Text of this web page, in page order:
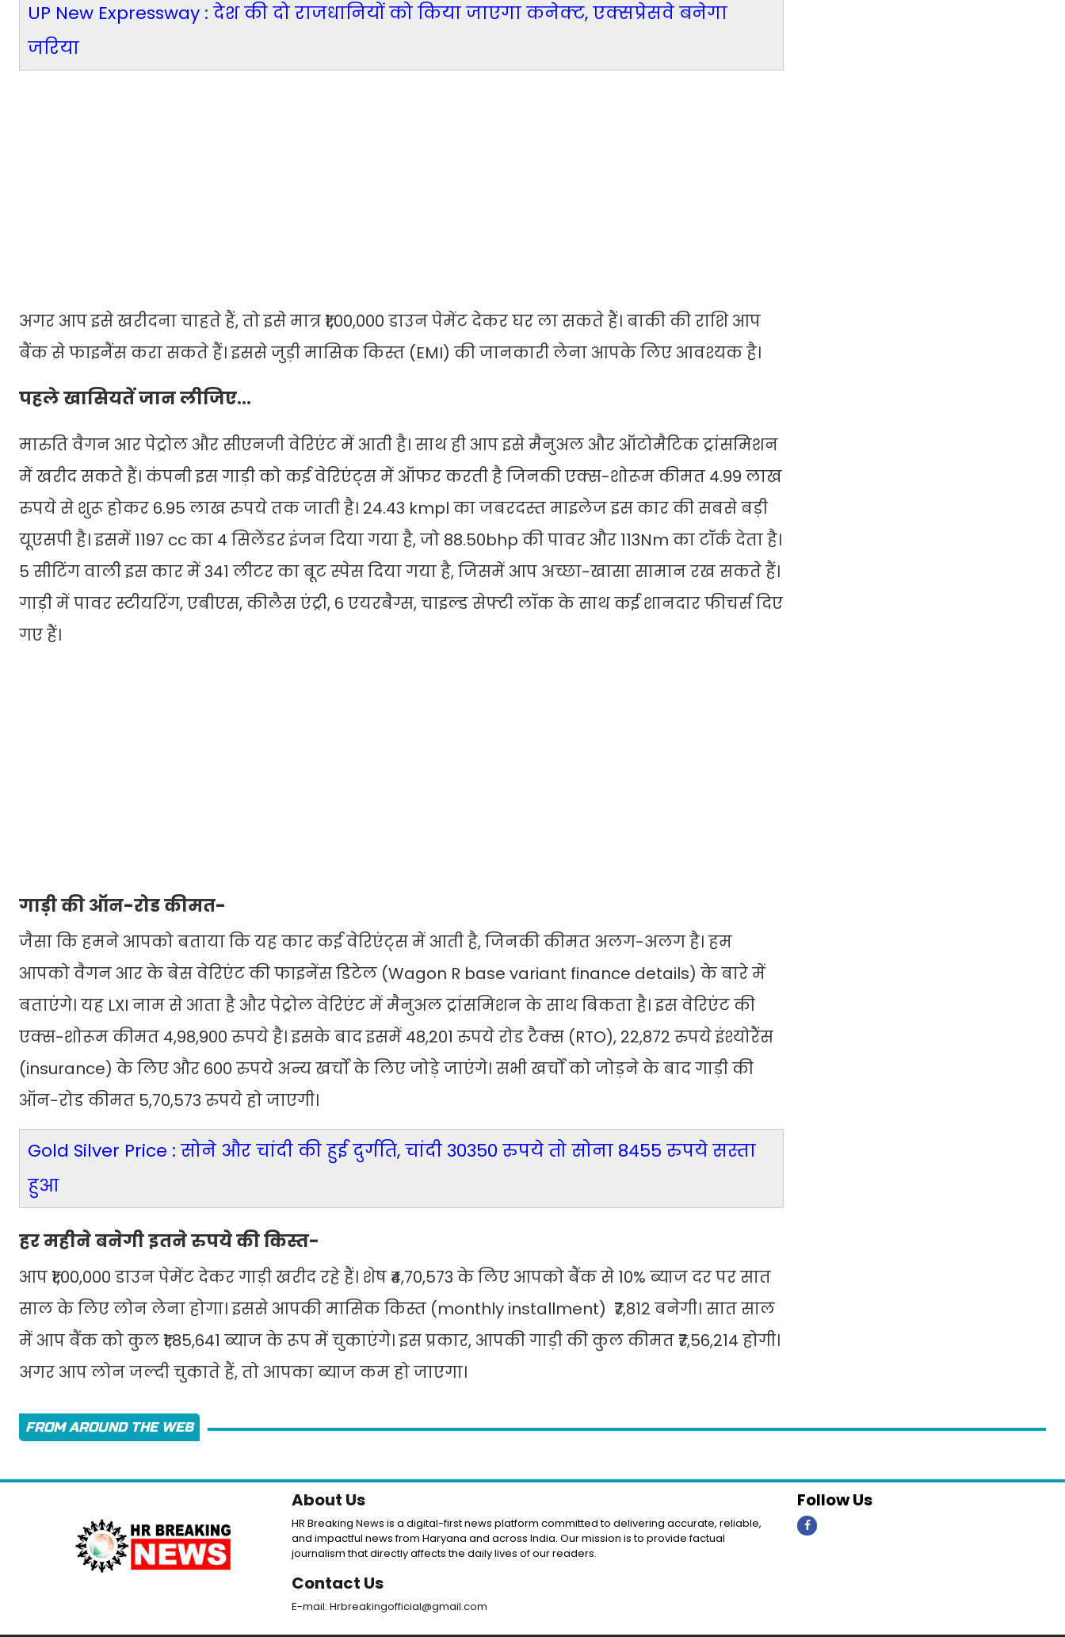
UP New Expressway : देश की दो राजधानियों को किया जाएगा कनेक्ट, एक्सप्रेसवे बनेगा
जरिया
अगर आप इसे खरीदना चाहते हैं, तो इसे मात्र ₹1,00,000 डाउन पेमेंट देकर घर ला सकते हैं। बाकी की राशि आप
बैंक से फाइनैंस करा सकते हैं। इससे जुड़ी मासिक किस्त (EMI) की जानकारी लेना आपके लिए आवश्यक है।
पहले खासियतें जान लीजिए...
मारुति वैगन आर पेट्रोल और सीएनजी वेरिएंट में आती है। साथ ही आप इसे मैनुअल और ऑटोमैटिक ट्रांसमिशन
में खरीद सकते हैं। कंपनी इस गाड़ी को कई वेरिएंट्स में ऑफर करती है जिनकी एक्स-शोरूम कीमत 4.99 लाख
रुपये से शुरू होकर 6.95 लाख रुपये तक जाती है। 24.43 kmpl का जबरदस्त माइलेज इस कार की सबसे बड़ी
यूएसपी है। इसमें 1197 cc का 4 सिलेंडर इंजन दिया गया है, जो 88.50bhp की पावर और 113Nm का टॉर्क देता है।
5 सीटिंग वाली इस कार में 341 लीटर का बूट स्पेस दिया गया है, जिसमें आप अच्छा-खासा सामान रख सकते हैं।
गाड़ी में पावर स्टीयरिंग, एबीएस, कीलैस एंट्री, 6 एयरबैग्स, चाइल्ड सेफ्टी लॉक के साथ कई शानदार फीचर्स दिए
गए हैं।
गाड़ी की ऑन-रोड कीमत-
जैसा कि हमने आपको बताया कि यह कार कई वेरिएंट्स में आती है, जिनकी कीमत अलग-अलग है। हम
आपको वैगन आर के बेस वेरिएंट की फाइनेंस डिटेल (Wagon R base variant finance details) के बारे में
बताएंगे। यह LXI नाम से आता है और पेट्रोल वेरिएंट में मैनुअल ट्रांसमिशन के साथ बिकता है। इस वेरिएंट की
एक्स-शोरूम कीमत 4,98,900 रुपये है। इसके बाद इसमें 48,201 रुपये रोड टैक्स (RTO), 22,872 रुपये इंश्योरैंस
(insurance) के लिए और 600 रुपये अन्य खर्चों के लिए जोड़े जाएंगे। सभी खर्चों को जोड़ने के बाद गाड़ी की
ऑन-रोड कीमत 5,70,573 रुपये हो जाएगी।
Gold Silver Price : सोने और चांदी की हुई दुर्गति, चांदी 30350 रुपये तो सोना 8455 रुपये सस्ता
हुआ
हर महीने बनेगी इतने रुपये की किस्त-
आप ₹1,00,000 डाउन पेमेंट देकर गाड़ी खरीद रहे हैं। शेष ₹4,70,573 के लिए आपको बैंक से 10% ब्याज दर पर सात
साल के लिए लोन लेना होगा। इससे आपकी मासिक किस्त (monthly installment) ₹7,812 बनेगी। सात साल
में आप बैंक को कुल ₹1,85,641 ब्याज के रूप में चुकाएंगे। इस प्रकार, आपकी गाड़ी की कुल कीमत ₹7,56,214 होगी।
अगर आप लोन जल्दी चुकाते हैं, तो आपका ब्याज कम हो जाएगा।
FROM AROUND THE WEB
About Us
HR Breaking News is a digital-first news platform committed to delivering accurate, reliable,
and impactful news from Haryana and across India. Our mission is to provide factual
journalism that directly affects the daily lives of our readers.
Contact Us
E-mail: Hrbreakingofficial@gmail.com
Follow Us